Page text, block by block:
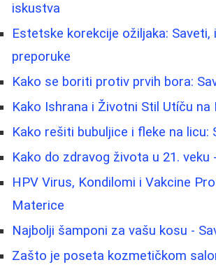
iskustva
Estetske korekcije ožiljaka: Saveti,
preporuke
Kako se boriti protiv prvih bora:
Kako Ishrana i Životni Stil Utíču na
Kako rešiti bubuljice i fleke na licu:
Kako do zdravog života u 21. veku
HPV Virus, Kondilomi i Vakcine
Materice
Najbolji šamponi za vašu kosu -
Zašto je poseta kozmetičkom